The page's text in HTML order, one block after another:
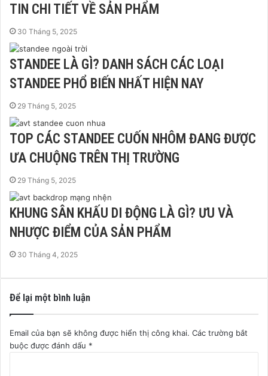
TIN CHI TIẾT VỀ SẢN PHẨM
30 Tháng 5, 2025
STANDEE LÀ GÌ? DANH SÁCH CÁC LOẠI
STANDEE PHỔ BIẾN NHẤT HIỆN NAY
29 Tháng 5, 2025
TOP CÁC STANDEE CUỐN NHÔM ĐANG ĐƯỢC
ƯA CHUỘNG TRÊN THỊ TRƯỜNG
29 Tháng 5, 2025
KHUNG SÂN KHẤU DI ĐỘNG LÀ GÌ? ƯU VÀ
NHƯỢC ĐIỂM CỦA SẢN PHẨM
30 Tháng 4, 2025
Để lại một bình luận
Email của bạn sẽ không được hiển thị công khai. Các trường bắt
buộc được đánh dấu *